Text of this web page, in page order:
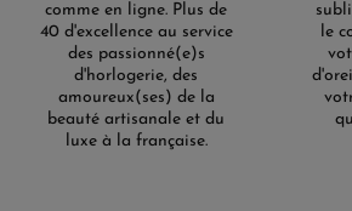
comme en ligne. Plus de
40 d'excellence au service
des passionné(e)s
d'horlogerie, des
amoureux(ses) de la
beauté artisanale et du
luxe à la française.
le